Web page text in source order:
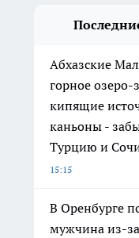
Абхазские
горное озеро-
кипящие
каньоны -
Турцию и
15:15
В Оренбурге
мужчина из-